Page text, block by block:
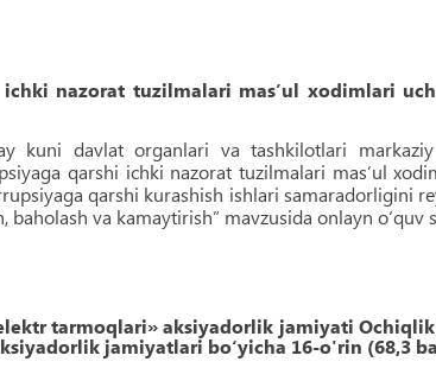
ichki nazorat tuzilmalari mas’ul xodimlari
kuni davlat organlari va tashkilotlari
qarshi ichki nazorat tuzilmalari mas’ul
qarshi kurashish ishlari samaradorligini
baholash va kamaytirish” mavzusida onlayn o‘quv
tarmoqlari» aksiyadorlik jamiyati
jamiyatlari bo‘yicha 16-o'rin (68,3